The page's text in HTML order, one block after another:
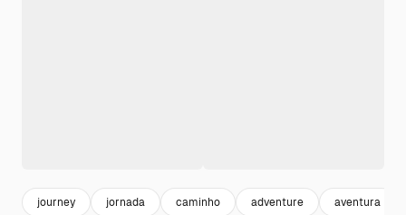
journey jornada caminho adventure aventura